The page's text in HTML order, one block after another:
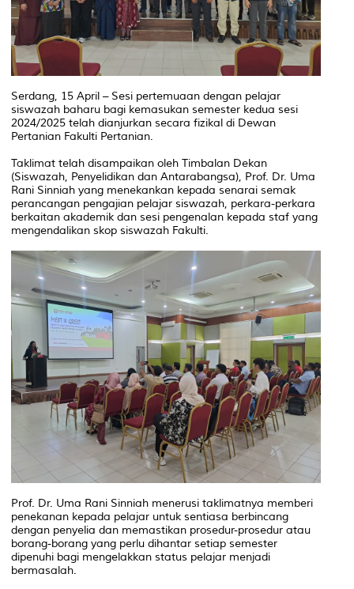
Serdang, 15 April – Sesi pertemuaan dengan pelajar
siswazah baharu bagi kemasukan semester kedua sesi
2024/2025 telah dianjurkan secara fizikal di Dewan
Pertanian Fakulti Pertanian.
Taklimat telah disampaikan oleh Timbalan Dekan
(Siswazah, Penyelidikan dan Antarabangsa), Prof. Dr. Uma
Rani Sinniah yang menekankan kepada senarai semak
perancangan pengajian pelajar siswazah, perkara-perkara
berkaitan akademik dan sesi pengenalan kepada staf yang
mengendalikan skop siswazah Fakulti.
Prof. Dr. Uma Rani Sinniah menerusi taklimatnya memberi
penekanan kepada pelajar untuk sentiasa berbincang
dengan penyelia dan memastikan prosedur-prosedur atau
borang-borang yang perlu dihantar setiap semester
dipenuhi bagi mengelakkan status pelajar menjadi
bermasalah.